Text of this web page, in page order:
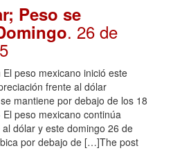
Peso se
. 26 de
peso mexicano inició este
frente al dólar
mantiene por debajo de los 18
peso mexicano continúa
dólar y este domingo 26 de
por debajo de […]The post